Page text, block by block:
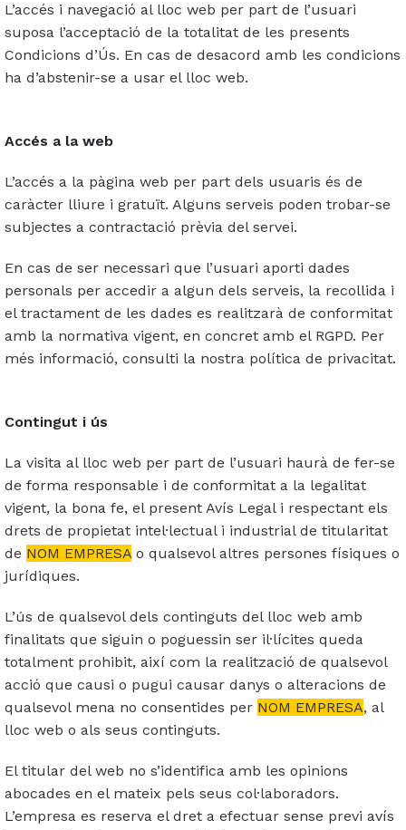
L’accés i navegació al lloc web per part de l’usuari
suposa l’acceptació de la totalitat de les presents
Condicions d’Ús. En cas de desacord amb les condicions
ha d’abstenir-se a usar el lloc web.
Accés a la web
L’accés a la pàgina web per part dels usuaris és de
caràcter lliure i gratuït. Alguns serveis poden trobar-se
subjectes a contractació prèvia del servei.
En cas de ser necessari que l’usuari aporti dades
personals per accedir a algun dels serveis, la recollida i
el tractament de les dades es realitzarà de conformitat
amb la normativa vigent, en concret amb el RGPD. Per
més informació, consulti la nostra política de privacitat.
Contingut i ús
La visita al lloc web per part de l’usuari haurà de fer-se
de forma responsable i de conformitat a la legalitat
vigent, la bona fe, el present Avís Legal i respectant els
drets de propietat intel·lectual i industrial de titularitat
de NOM EMPRESA o qualsevol altres persones físiques o
jurídiques.
L’ús de qualsevol dels continguts del lloc web amb
finalitats que siguin o poguessin ser il·lícites queda
totalment prohibit, així com la realització de qualsevol
acció que causi o pugui causar danys o alteracions de
qualsevol mena no consentides per NOM EMPRESA, al
lloc web o als seus continguts.
El titular del web no s’identifica amb les opinions
abocades en el mateix pels seus col·laboradors.
L’empresa es reserva el dret a efectuar sense previ avís